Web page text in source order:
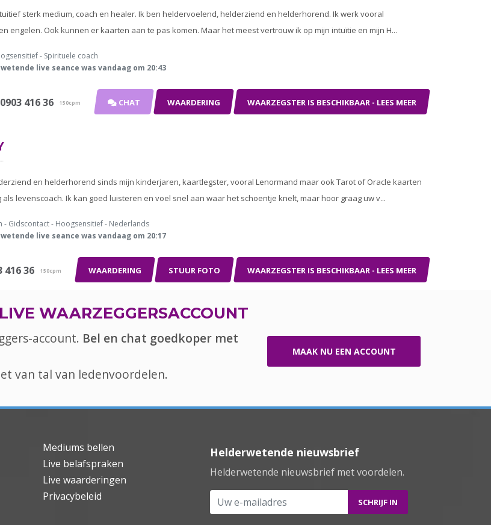
sterk medium, coach en healer. Ik ben heldervoelend, helderziend en helderhorend. Ik werk vooral
engelen. Ook kunnen er kaarten aan te pas komen. Maar het meest vertrouw ik op mijn intuïtie en mijn H...
- Spirituele coach
live seance was vandaag om 20:43
0903 416 36 150cpm CHAT WAARDERING WAARZEGSTER IS BESCHIKBAAR - LEES MEER
en helderhorend sinds mijn kinderjaren, kaartlegster, vooral Lenormand maar ook Tarot of Oracle kaarten
levenscoach. Ik kan goed luisteren en voel snel aan waar het schoentje knelt, maar hoor graag uw v...
- Gidscontact - Hoogsensitief - Nederlands
live seance was vandaag om 20:17
416 36 150cpm WAARDERING STUUR FOTO WAARZEGSTER IS BESCHIKBAAR - LEES MEER
WAARZEGGERSACCOUNT
account. Bel en chat goedkoper met
van tal van ledenvoordelen.
MAAK NU EEN ACCOUNT
Mediums bellen
Live belafspraken
Live waarderingen
Privacybeleid
Helderwetende nieuwsbrief
Helderwetende nieuwsbrief met voordelen.
Uw e-mailadres